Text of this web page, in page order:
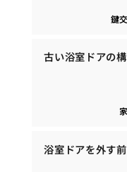
鍵
古い浴室ドアの
家
浴室ドアを外す